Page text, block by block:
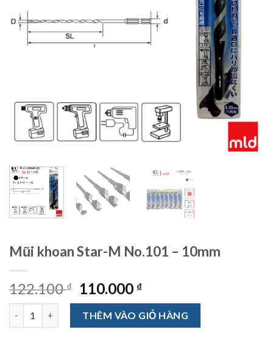
Mũi khoan Star-M No.101 – 10mm
122.100₫
Original
price
was:
122.100 ₫.
110.000 ₫Current
price
is:
110.000 ₫.
Mũi khoan Star-M No.101 - 10mm số lượng
THÊM VÀO GIỎ HÀNG